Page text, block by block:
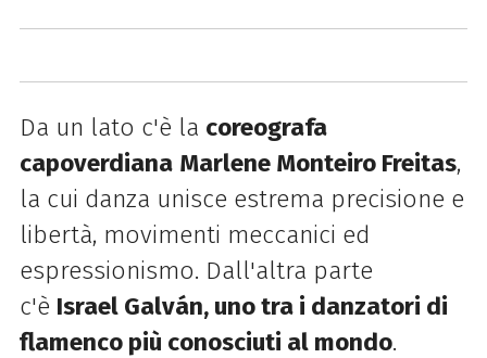
Da un lato c'è la coreografa
capoverdiana Marlene Monteiro Freitas,
la cui danza unisce estrema precisione e
libertà, movimenti meccanici ed
espressionismo. Dall'altra parte
c'è Israel Galván, uno tra i danzatori di
flamenco più conosciuti al mondo.